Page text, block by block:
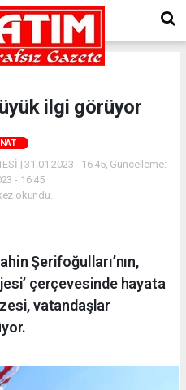
ilgi görüyor
| 31.01.2023 - 16:45, Güncelleme:
- 16:45
okundu.
Şerifoğulları’nın,
çerçevesinde hayata
vatandaşlar